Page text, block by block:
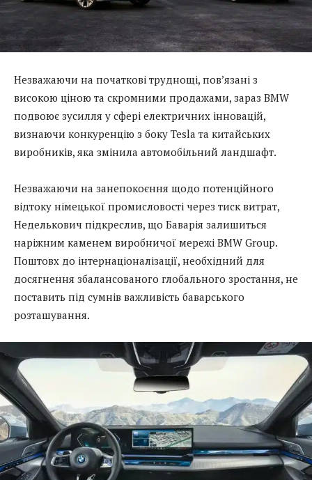
Незважаючи на початкові труднощі, пов’язані з
високою ціною та скромними продажами, зараз BMW
подвоює зусилля у сфері електричних інновацій,
визнаючи конкуренцію з боку Tesla та китайських
виробників, яка змінила автомобільний ландшафт.
Незважаючи на занепокоєння щодо потенційного
відтоку німецької промисловості через тиск витрат,
Неделькович підкреслив, що Баварія залишиться
наріжним каменем виробничої мережі BMW Group.
Поштовх до інтернаціоналізації, необхідний для
досягнення збалансованого глобального зростання, не
поставить під сумнів важливість баварського
розташування.